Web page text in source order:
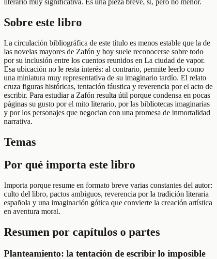
literario muy significativa. Es una pieza breve, sí, pero no menor.
Sobre este libro
La circulación bibliográfica de este título es menos estable que la de
las novelas mayores de Zafón y hoy suele reconocerse sobre todo
por su inclusión entre los cuentos reunidos en La ciudad de vapor.
Esa ubicación no le resta interés: al contrario, permite leerlo como
una miniatura muy representativa de su imaginario tardío. El relato
cruza figuras históricas, tentación fáustica y reverencia por el acto de
escribir. Para estudiar a Zafón resulta útil porque condensa en pocas
páginas su gusto por el mito literario, por las bibliotecas imaginarias
y por los personajes que negocian con una promesa de inmortalidad
narrativa.
Temas
Por qué importa este libro
Importa porque resume en formato breve varias constantes del autor:
culto del libro, pactos ambiguos, reverencia por la tradición literaria
española y una imaginación gótica que convierte la creación artística
en aventura moral.
Resumen por capítulos o partes
Planteamiento: la tentación de escribir lo imposible